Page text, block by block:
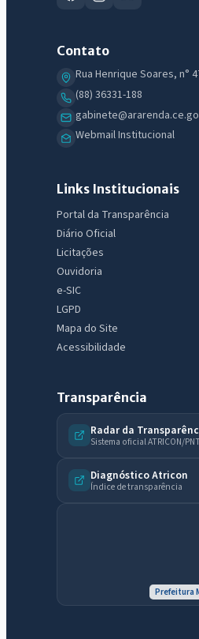
Contato
Rua Henrique Soares, n°
(88) 36331-188
Webmail Institucional
Links Institucionais
Portal da Transparência
Diário Oficial
Licitações
Ouvidoria
e-SIC
LGPD
Mapa do Site
Acessibilidade
Transparência
Radar da
Sistema oficial ATRICON/
Diagnóstico Atricon
Índice de transparência
Prefeitura
IntGest AI
Assistente do Portal
Carta de